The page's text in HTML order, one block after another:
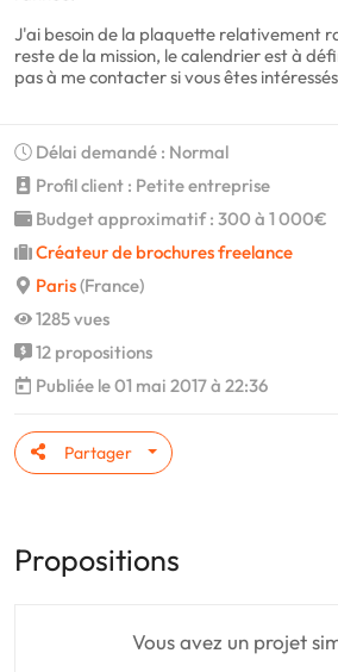
J'ai besoin de la plaquette relativement
reste de la mission, le calendrier est à
pas à me contacter si vous êtes
Délai demandé : Normal
Profil client : Petite entreprise
Budget approximatif : 300 à 1 000€
Créateur de brochures freelance
Paris(France)
1285 vues
12 propositions
Publiée le 01 mai 2017 à 22:36
Partager
Propositions
Vous avez un projet